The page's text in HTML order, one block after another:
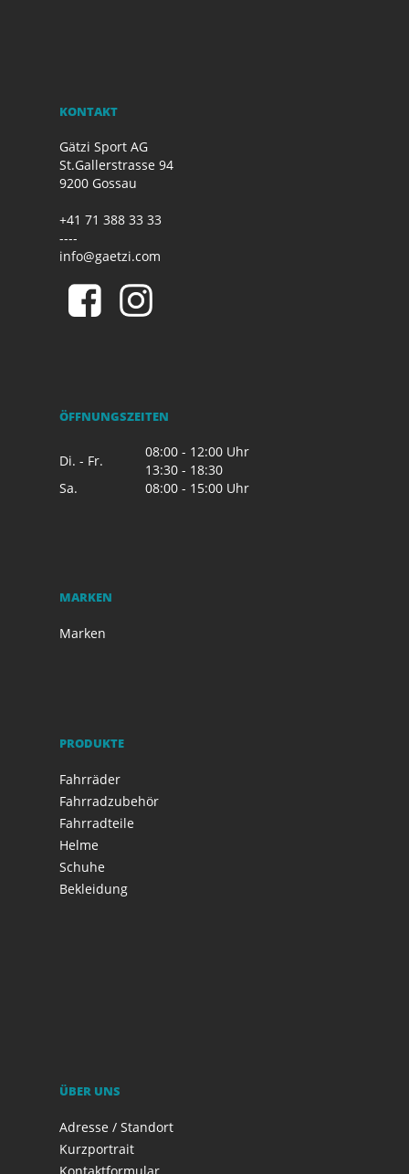
KONTAKT
Gätzi Sport AG
St.Gallerstrasse 94
9200 Gossau
+41 71 388 33 33
----
info@gaetzi.com
ÖFFNUNGSZEITEN
Di. - Fr.
08:00 - 12:00 Uhr
13:30 - 18:30
Sa.
08:00 - 15:00 Uhr
MARKEN
Marken
PRODUKTE
Fahrräder
Fahrradzubehör
Fahrradteile
Helme
Schuhe
Bekleidung
ÜBER UNS
Adresse / Standort
Kurzportrait